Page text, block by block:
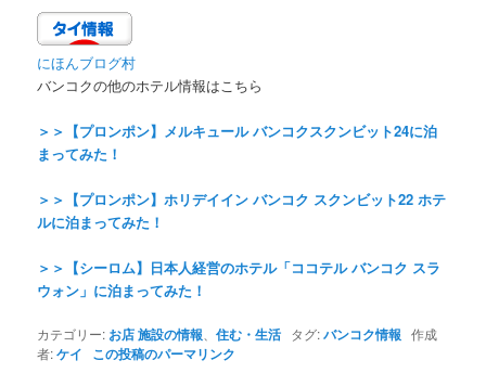
にほんブログ村
バンコクの他のホテル情報はこちら
＞＞【プロンポン】メルキュール バンコクスクンビット24に泊
まってみた！
＞＞【プロンポン】ホリデイイン バンコク スクンビット22 ホテ
ルに泊まってみた！
＞＞【シーロム】日本人経営のホテル「ココテル バンコク スラ
ウォン」に泊まってみた！
カテゴリー: お店 施設の情報 、住む・生活 タグ:バンコク情報 作成
者:ケイ この投稿のパーマリンク